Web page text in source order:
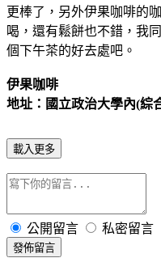
更棒了，另外伊果咖啡的
喝，還有鬆餅也不錯，我
個下午茶的好去處吧。
伊果咖啡
地址：國立政治大學內(綜
載入更多
公開留言 私密留言
發佈留言